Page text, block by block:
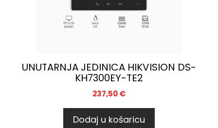
UNUTARNJA JEDINICA HIKVISION DS-
KH7300EY-TE2
237,50€
Dodaj u košaricu